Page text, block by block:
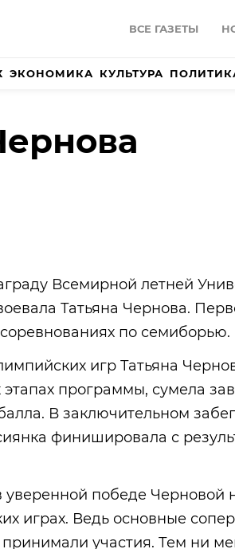
ВСЕ ГАЗЕТЫ
ЭКОНОМИКА КУЛЬТУРА
Всемирной летней
Татьяна Чернова.
соревнованиях по семиборью.
игр Татьяна
программы, сумела
В заключительном
финишировала с
уверенной победе Черновой
играх. Ведь основные
принимали участия. Тем ни